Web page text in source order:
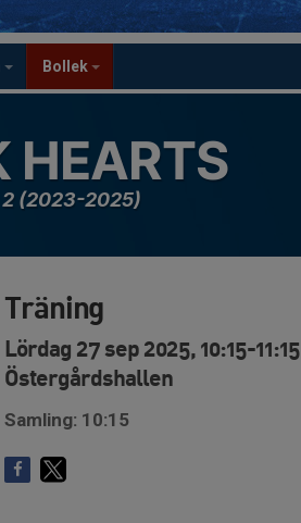
Bollek
HEARTS
(2023-2025)
Träning
Lördag 27 sep 2025, 10:15-11:15
Östergårdshallen
Samling: 10:15